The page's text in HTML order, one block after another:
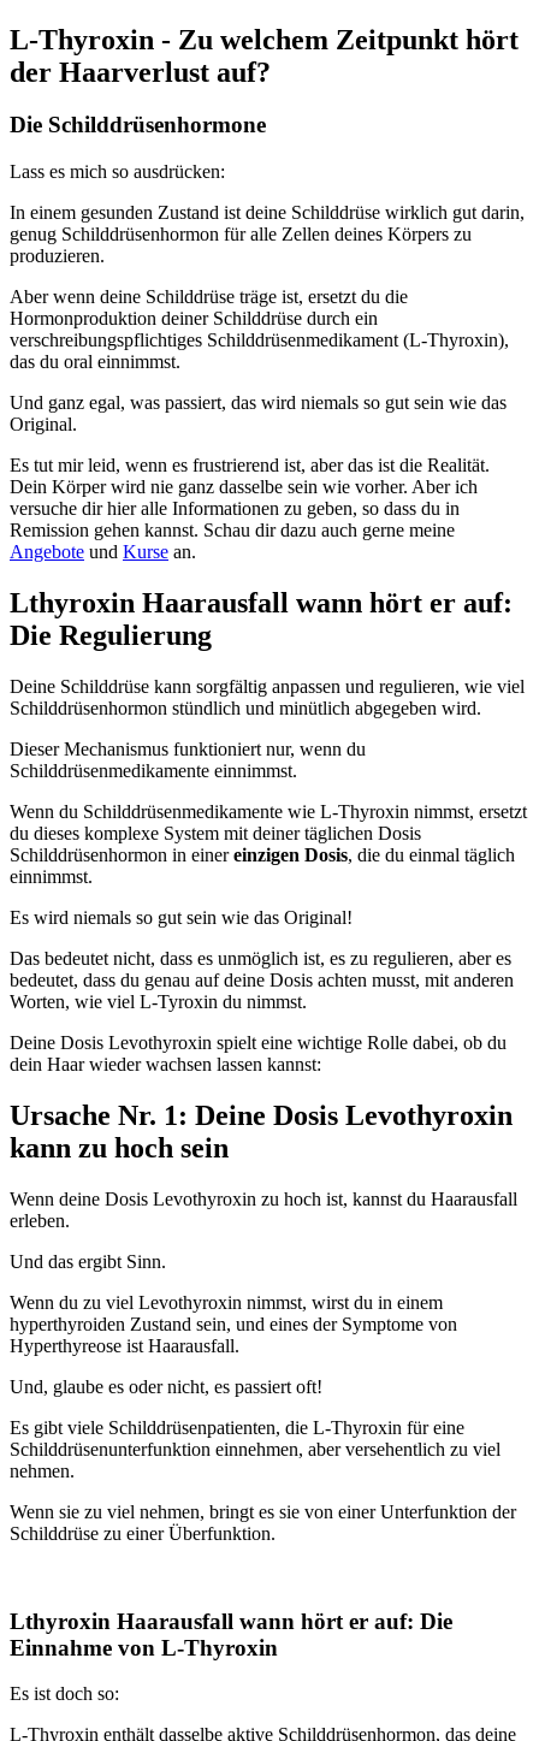
L-Thyroxin - Zu welchem Zeitpunkt hört
der Haarverlust auf?
Die Schilddrüsenhormone
Lass es mich so ausdrücken:
In einem gesunden Zustand ist deine Schilddrüse wirklich gut darin,
genug Schilddrüsenhormon für alle Zellen deines Körpers zu
produzieren.
Aber wenn deine Schilddrüse träge ist, ersetzt du die
Hormonproduktion deiner Schilddrüse durch ein
verschreibungspflichtiges Schilddrüsenmedikament (L-Thyroxin),
das du oral einnimmst.
Und ganz egal, was passiert, das wird niemals so gut sein wie das
Original.
Es tut mir leid, wenn es frustrierend ist, aber das ist die Realität.
Dein Körper wird nie ganz dasselbe sein wie vorher. Aber ich
versuche dir hier alle Informationen zu geben, so dass du in
Remission gehen kannst. Schau dir dazu auch gerne meine
Angebote und Kurse an.
Lthyroxin Haarausfall wann hört er auf:
Die Regulierung
Deine Schilddrüse kann sorgfältig anpassen und regulieren, wie viel
Schilddrüsenhormon stündlich und minütlich abgegeben wird.
Dieser Mechanismus funktioniert nur, wenn du
Schilddrüsenmedikamente einnimmst.
Wenn du Schilddrüsenmedikamente wie L-Thyroxin nimmst, ersetzt
du dieses komplexe System mit deiner täglichen Dosis
Schilddrüsenhormon in einereinzigen Dosis, die du einmal täglich
einnimmst.
Es wird niemals so gut sein wie das Original!
Das bedeutet nicht, dass es unmöglich ist, es zu regulieren, aber es
bedeutet, dass du genau auf deine Dosis achten musst, mit anderen
Worten, wie viel L-Tyroxin du nimmst.
Deine Dosis Levothyroxin spielt eine wichtige Rolle dabei, ob du
dein Haar wieder wachsen lassen kannst:
Ursache Nr. 1: Deine Dosis Levothyroxin
kann zu hoch sein
Wenn deine Dosis Levothyroxin zu hoch ist, kannst du Haarausfall
erleben.
Und das ergibt Sinn.
Wenn du zu viel Levothyroxin nimmst, wirst du in einem
hyperthyroiden Zustand sein, und eines der Symptome von
Hyperthyreose ist Haarausfall.
Und, glaube es oder nicht, es passiert oft!
Es gibt viele Schilddrüsenpatienten, die L-Thyroxin für eine
Schilddrüsenunterfunktion einnehmen, aber versehentlich zu viel
nehmen.
Wenn sie zu viel nehmen, bringt es sie von einer Unterfunktion der
Schilddrüse zu einer Überfunktion.
Lthyroxin Haarausfall wann hört er auf: Die
Einnahme von L-Thyroxin
Es ist doch so:
L-Thyroxin enthält dasselbe aktive Schilddrüsenhormon, das deine